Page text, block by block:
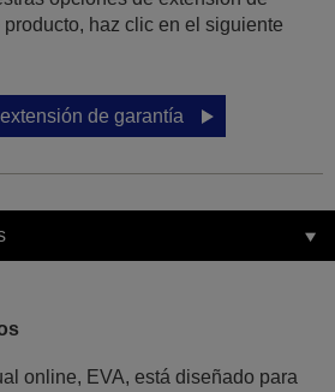
haz clic en el siguiente
de garantía
online, EVA, está diseñado para